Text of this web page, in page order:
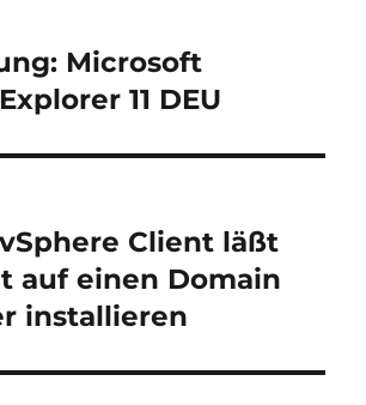
Microsoft
11 DEU
Client läßt
auf einen Domain
installieren